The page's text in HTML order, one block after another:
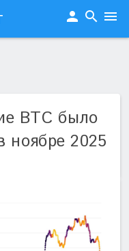
person search menu
BTC было
ноябре 2025